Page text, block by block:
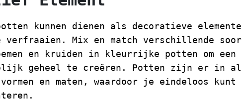
kunnen dienen als decoratieve
verfraaien. Mix en match verschillende
en kruiden in kleurrijke potten om een
geheel te creëren. Potten zijn er in
en maten, waardoor je eindeloos kunt